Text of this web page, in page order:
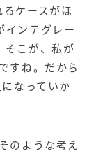
ケースがほ
インテグレー
そこが、私が
すね。だから
なっていか
のような考え